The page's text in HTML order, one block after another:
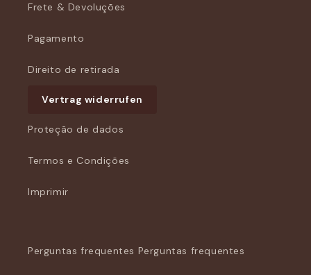
Frete & Devoluções
Pagamento
Direito de retirada
Vertrag widerrufen
Proteção de dados
Termos e Condições
Imprimir
Perguntas frequentes Perguntas frequentes